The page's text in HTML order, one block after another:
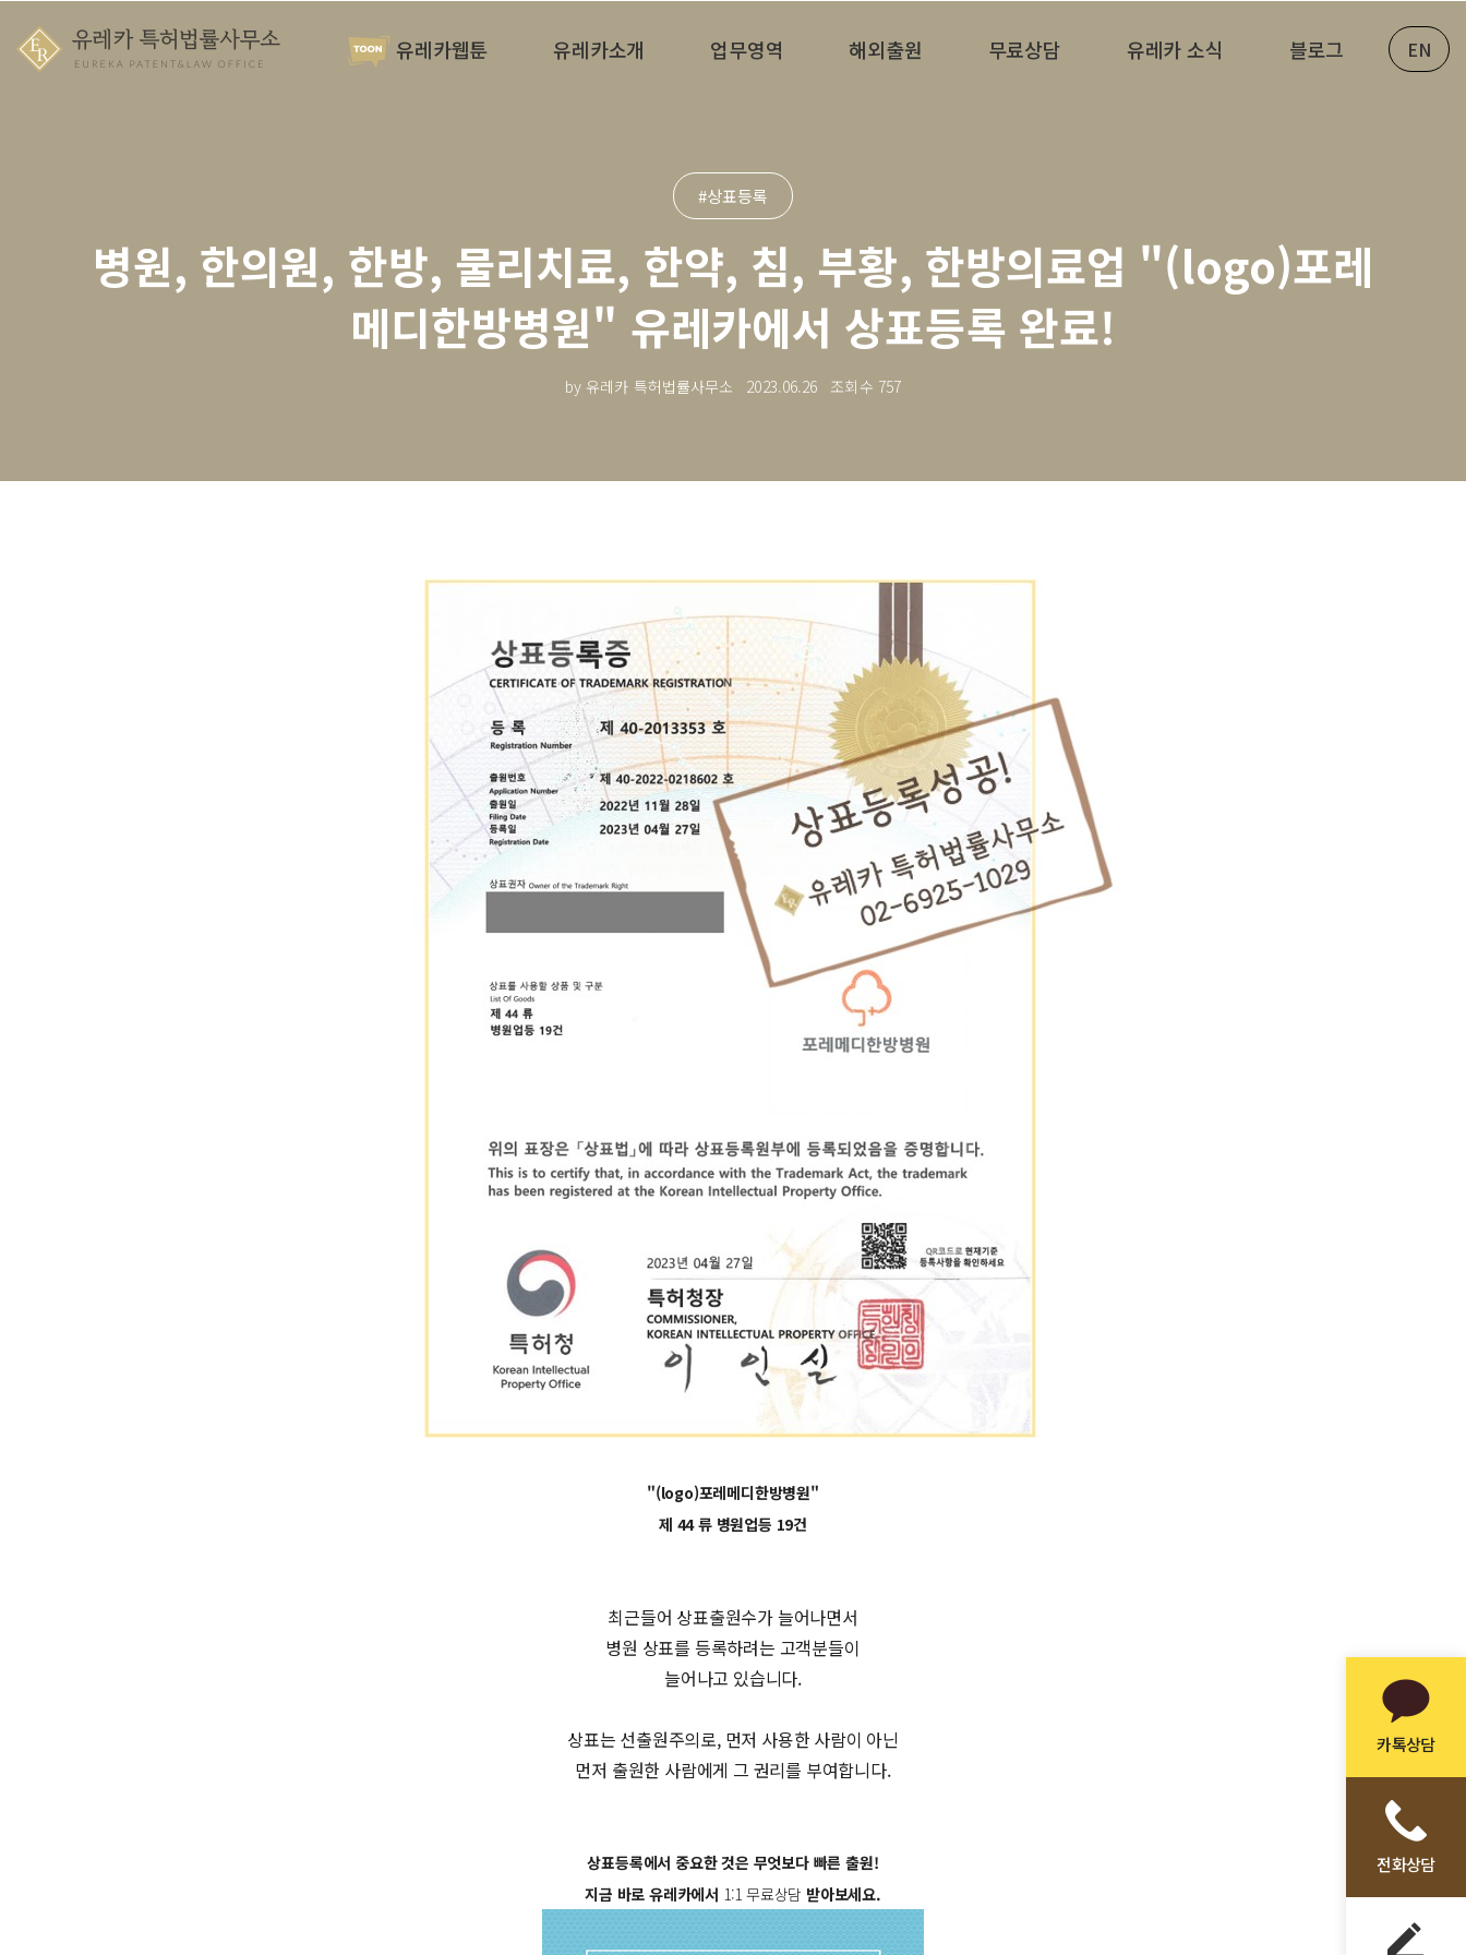
유레카웹툰 유레카소개 업무영역 해외출원 무료상담 유레카 소식 블로그 EN
카톡상담
전화상담
#상표등록
병원, 한의원, 한방, 물리치료, 한약, 침, 부황, 한방의료업 "(logo)포레
메디한방병원" 유레카에서 상표등록 완료!
by 유레카 특허법률사무소 2023.06.26 조회수 757
"(logo)포레메디한방병원"
제 44 류 병원업등 19건
최근들어 상표출원수가 늘어나면서
병원 상표를 등록하려는 고객분들이
늘어나고 있습니다.
상표는 선출원주의로, 먼저 사용한 사람이 아닌
먼저 출원한 사람에게 그 권리를 부여합니다.
상표등록에서 중요한 것은 무엇보다 빠른 출원!
지금 바로 유레카에서 1:1 무료상담 받아보세요.